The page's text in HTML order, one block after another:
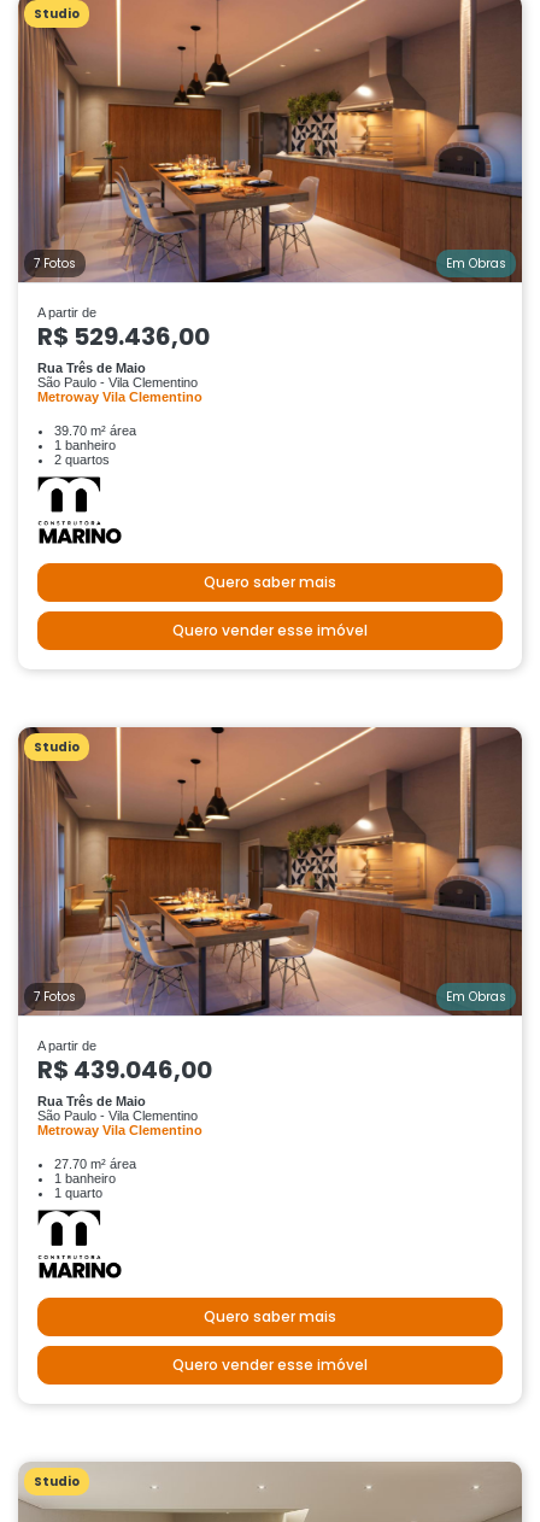
Studio
7 Fotos Em Obras
A partir de
R$ 529.436,00
Rua Três de Maio
São Paulo - Vila Clementino
Metroway Vila Clementino
39.70 m² área
1 banheiro
2 quartos
Quero saber mais
Quero vender esse imóvel
Studio
7 Fotos Em Obras
A partir de
R$ 439.046,00
Rua Três de Maio
São Paulo - Vila Clementino
Metroway Vila Clementino
27.70 m² área
1 banheiro
1 quarto
Quero saber mais
Quero vender esse imóvel
Studio